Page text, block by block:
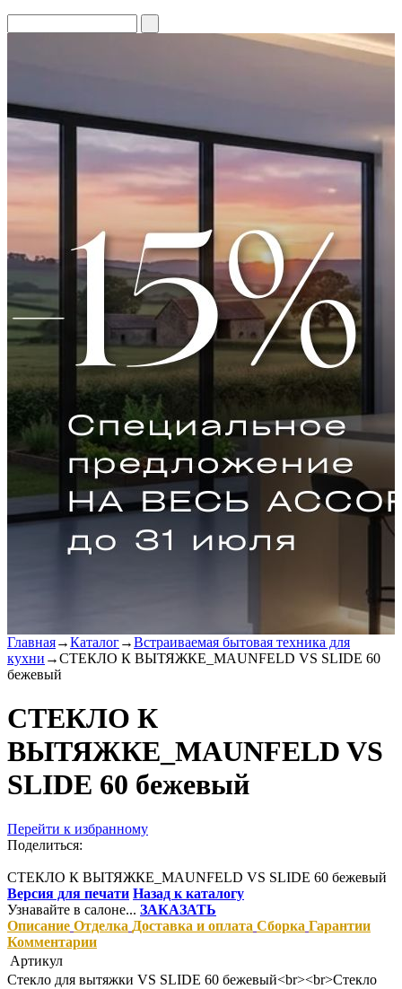
Главная→Каталог→Встраиваемая бытовая техника для
кухни →СТЕКЛО К ВЫТЯЖКЕ_MAUNFELD VS SLIDE 60
бежевый
СТЕКЛО К
ВЫТЯЖКЕ_MAUNFELD VS
SLIDE 60 бежевый
Перейти к избранному
Поделиться:
СТЕКЛО К ВЫТЯЖКЕ_MAUNFELD VS SLIDE 60 бежевый
Версия для печати Назад к каталогу
Узнавайте в салоне... ЗАКАЗАТЬ
Описание Отделка Доставка и оплата Сборка Гарантии
Комментарии
Артикул
Стекло для вытяжки VS SLIDE 60 бежевый<br><br>Стекло